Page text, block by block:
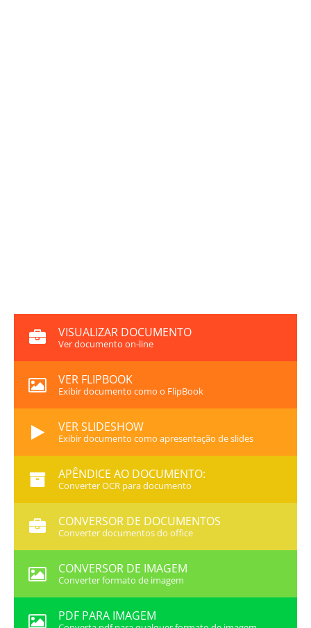
VISUALIZAR DOCUMENTO
Ver documento on-line
VER FLIPBOOK
Exibir documento como o FlipBook
VER SLIDESHOW
Exibir documento como apresentação de slides
APÊNDICE AO DOCUMENTO:
Converter OCR para documento
CONVERSOR DE DOCUMENTOS
Converter documentos do office
CONVERSOR DE IMAGEM
Converter formato de imagem
PDF PARA IMAGEM